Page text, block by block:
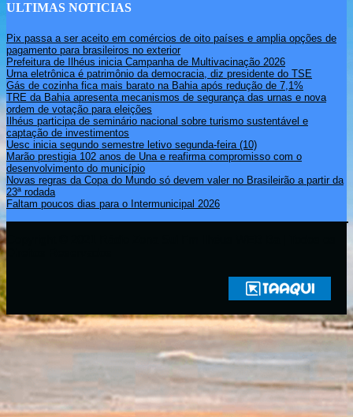
ULTIMAS NOTICIAS
Pix passa a ser aceito em comércios de oito países e amplia opções de
pagamento para brasileiros no exterior
Prefeitura de Ilhéus inicia Campanha de Multivacinação 2026
Urna eletrônica é patrimônio da democracia, diz presidente do TSE
Gás de cozinha fica mais barato na Bahia após redução de 7,1%
TRE da Bahia apresenta mecanismos de segurança das urnas e nova
ordem de votação para eleições
Ilhéus participa de seminário nacional sobre turismo sustentável e
captação de investimentos
Uesc inicia segundo semestre letivo segunda-feira (10)
Marão prestigia 102 anos de Una e reafirma compromisso com o
desenvolvimento do município
Novas regras da Copa do Mundo só devem valer no Brasileirão a partir da
23ª rodada
Faltam poucos dias para o Intermunicipal 2026